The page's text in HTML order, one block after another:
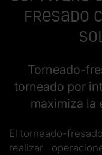
fresado
Torneado-
torneado por
maximiza la
El torneado-
realizar